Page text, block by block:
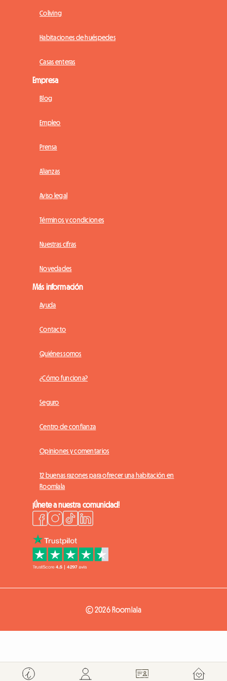
Coliving
Habitaciones de huéspedes
Casas enteras
Empresa
Blog
Empleo
Prensa
Alianzas
Aviso legal
Términos y condiciones
Nuestras cifras
Novedades
Más información
Ayuda
Contacto
Quiénes somos
¿Cómo funciona?
Seguro
Centro de confianza
Opiniones y comentarios
12 buenas razones para ofrecer una habitación en
Roomlala
¡Únete a nuestra comunidad!
© 2026 Roomlala